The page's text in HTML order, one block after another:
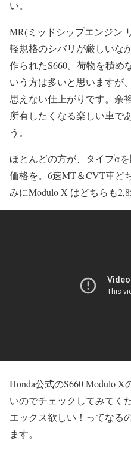
い。
MR(ミッドシップエンジン
軽規格のシバリが厳しいな
作られたS660。荷物を積め
いう方は多いと思いますが
思えない仕上がりです。余
所有したくなる楽しい車で
う。
ほとんどの方が、タイプα
価格を。6速MT＆CVT車ど
みにModulo X はどちらも
Honda公式のS660 Modulo
いのでチェックしてみてく
エックス欲しい！ってなる
ます。